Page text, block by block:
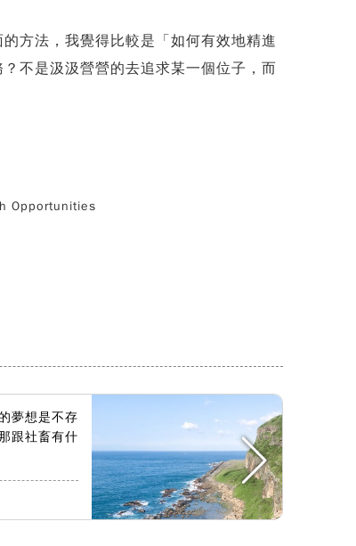
方法，我覺得比較是「如何有效地精進
不是汲汲營營的去追求某一個位子，而
Opportunities
夢想是不存
跟社畜有什